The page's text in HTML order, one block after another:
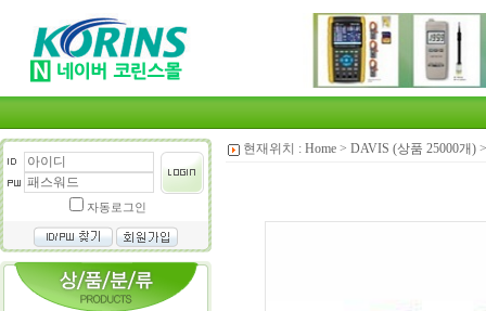
자동로그인
현재위치 : Home > DAVIS (상품 25000개)